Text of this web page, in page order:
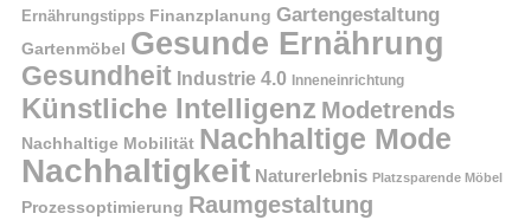
Ernährungstipps Finanzplanung Gartengestaltung
Gartenmöbel Gesunde Ernährung
Gesundheit Industrie 4.0 Inneneinrichtung
Künstliche Intelligenz Modetrends
Nachhaltige Mobilität Nachhaltige Mode
Nachhaltigkeit Naturerlebnis Platzsparende Möbel
Prozessoptimierung Raumgestaltung